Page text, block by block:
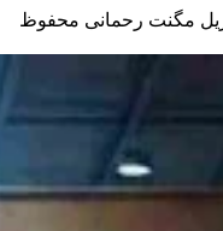
مگنت رحمانی محفوظ